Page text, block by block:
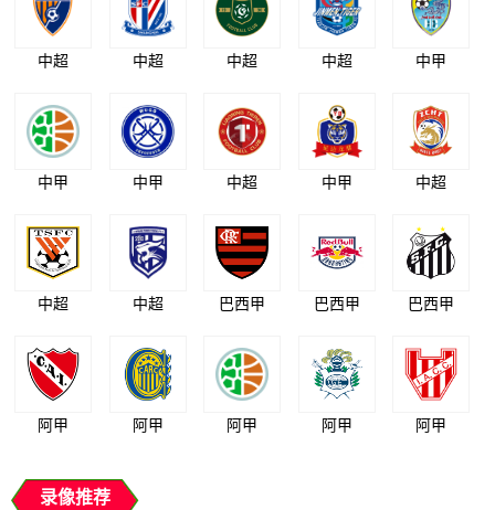
中超 中超 中超 中超 中甲
中甲 中甲 中超 中甲 中超
中超 中超 巴西甲 巴西甲 巴西甲
阿甲 阿甲 阿甲 阿甲 阿甲
录像推荐